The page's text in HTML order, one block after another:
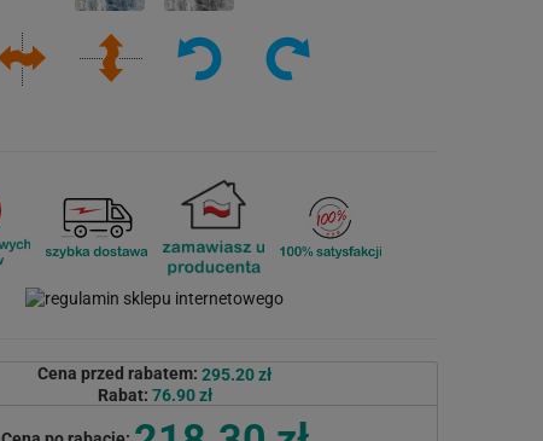
Cena przed rabatem: 295.20 zł
Rabat: 76.90 zł